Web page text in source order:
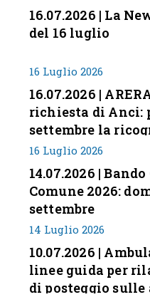
16.07.2026 | La
del 16 luglio
16 Luglio 2026
16.07.2026 |
richiesta di Anci:
settembre la
corrispettivi
16 Luglio 2026
14.07.2026 |
Comune 2026:
settembre
14 Luglio 2026
10.07.2026 |
linee guida per
di posteggio sulle